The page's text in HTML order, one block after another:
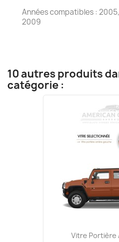
Années compatibles :
2009
10 autres produits
catégorie :
Vitre Portière